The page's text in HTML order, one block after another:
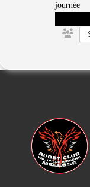
journée